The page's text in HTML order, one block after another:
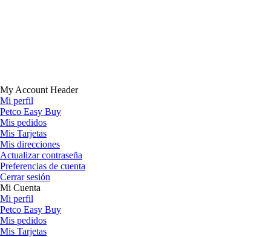
My Account Header
Mi perfil
Petco Easy Buy
Mis pedidos
Mis Tarjetas
Mis direcciones
Actualizar contraseña
Preferencias de cuenta
Cerrar sesión
Mi Cuenta
Mi perfil
Petco Easy Buy
Mis pedidos
Mis Tarjetas